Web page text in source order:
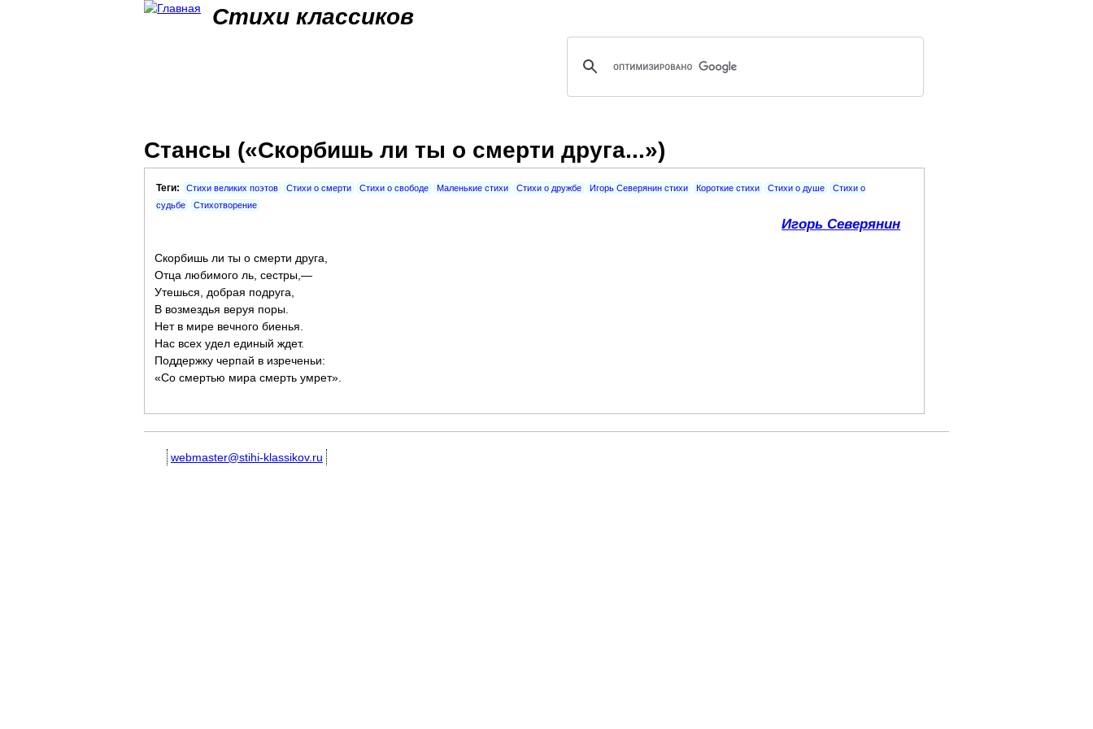
Стихи классиков
Стансы («Скорбишь ли ты о смерти друга...»)
Теги: Стихи великих поэтов Стихи о смерти Стихи о свободе Маленькие стихи Стихи о дружбе Игорь Северянин стихи Короткие стихи Стихи о душе
Стихи о
судьбе
Стихотворение
Игорь Северянин
Скорбишь ли ты о смерти друга,
Отца любимого ль, сестры,—
Утешься, добрая подруга,
В возмездья веруя поры.
Нет в мире вечного биенья.
Нас всех удел единый ждет.
Поддержку черпай в изреченьи:
«Со смертью мира смерть умрет».
webmaster@stihi-klassikov.ru